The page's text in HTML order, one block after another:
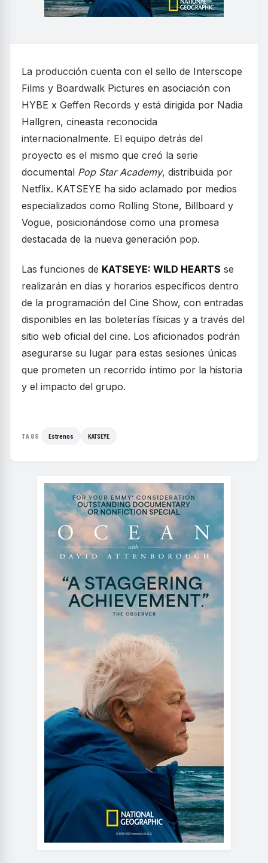
La producción cuenta con el sello de Interscope
Films y Boardwalk Pictures en asociación con
HYBE x Geffen Records y está dirigida por Nadia
Hallgren, cineasta reconocida
internacionalmente. El equipo detrás del
proyecto es el mismo que creó la serie
documental Pop Star Academy, distribuida por
Netflix. KATSEYE ha sido aclamado por medios
especializados como Rolling Stone, Billboard y
Vogue, posicionándose como una promesa
destacada de la nueva generación pop.
Las funciones de KATSEYE: WILD HEARTS se
realizarán en días y horarios específicos dentro
de la programación del Cine Show, con entradas
disponibles en las boleterías físicas y a través del
sitio web oficial del cine. Los aficionados podrán
asegurarse su lugar para estas sesiones únicas
que prometen un recorrido íntimo por la historia
y el impacto del grupo.
TAGS Estrenos KATSEYE